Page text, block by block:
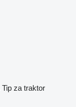
Tip za traktor